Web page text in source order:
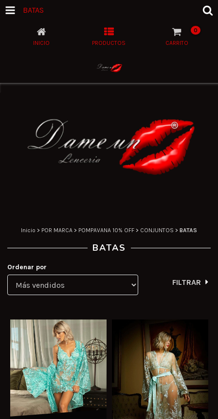
BATAS
INICIO PRODUCTOS CARRITO
0
Inicio > POR MARCA > POMPAVANA 10% OFF > CONJUNTOS > BATAS
BATAS
Ordenar por
FILTRAR